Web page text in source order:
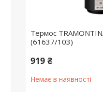
Термос
(61637/103)
919 ₴
Немає в наявності